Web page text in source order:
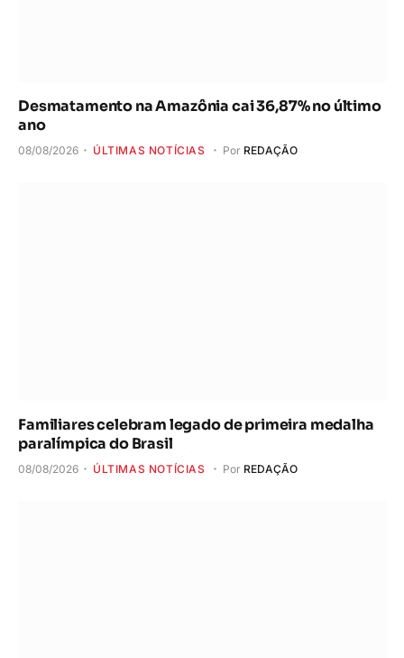
Desmatamento na Amazônia cai 36,87% no último
ano
08/08/2026 ÚLTIMAS NOTÍCIAS Por REDAÇÃO
Familiares celebram legado de primeira medalha
paralímpica do Brasil
08/08/2026 ÚLTIMAS NOTÍCIAS Por REDAÇÃO